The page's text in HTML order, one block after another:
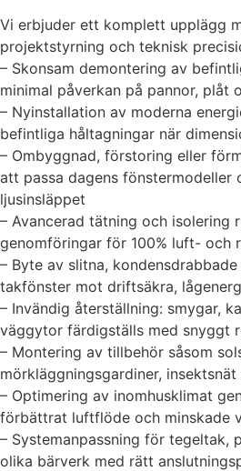
Vi erbjuder ett komplett upplägg
projektstyrning och teknisk
– Skonsam demontering av
minimal påverkan på pannor, plåt
– Nyinstallation av moderna
befintliga håltagningar när
– Ombyggnad, förstoring eller
att passa dagens fönstermodeller
ljusinsläppet
– Avancerad tätning och isolering
genomföringar för 100% luft- och
– Byte av slitna,
takfönster mot driftsäkra,
– Invändig återställning: smygar,
väggytor färdigställs med snyggt
– Montering av tillbehör såsom
mörkläggningsgardiner,
– Optimering av inomhusklimat
förbättrat luftflöde och minskade
– Systemanpassning för tegeltak,
olika bärverk med rätt